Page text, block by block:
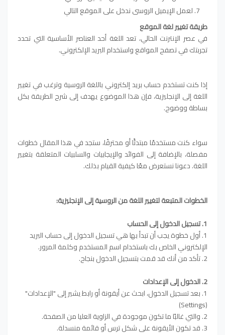
لعمل الإيميل الروسى ندخل على الموقع التالي
طريقة تغيير لغة الموقع
في عصر الإنترنت الحالي، تعد اللغة أحد العناصر الأساسية التي تحدد
تجربتك في تصفح المواقع واستخدام البريد الإلكتروني.
إذا كنت تستخدم حساب بريد إلكتروني باللغة الروسية وترغب في تغيير
اللغة إلى الإنجليزية، فإن هذا الموضوع يهدف إلى شرح الطريقة بكل
بساطة ووضوح.
سواء كنت مستخدمًا مبتدئًا أو محترفًا، ستجد في هذا المقال خطوات
مفصلة، بالإضافة إلى الفوائد والإيجابيات والسلبيات المتعلقة بتغيير
اللغة. دعونا نستعرض معًا كيفية القيام بذلك.
الخطوات المتبعة لتغيير اللغة من الروسية إلى الإنجليزية:
1. تسجيل الدخول إلى الحساب
1. أول خطوة يجب أن تبدأ بها هي تسجيل الدخول إلى حساب البريد
الإلكتروني الخاص بك باستخدام اسم المستخدم وكلمة المرور.
2. تأكد من أنك قد قمت بتسجيل الدخول بنجاح.
2. الدخول إلى الإعدادات
1. بعد تسجيل الدخول، ابحث عن أيقونة أو رابط يشير إلى "الإعدادات"
(Settings)
2. والتي غالبًا ما تكون موجودة في الزاوية العليا من الصفحة.
3. قد تكون الأيقونة على شكل ترس أو قائمة منسدلة.